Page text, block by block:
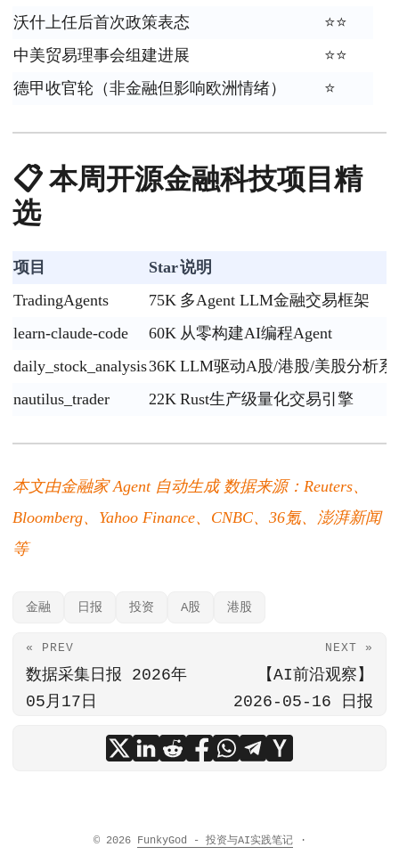
沃什上任后首次政策表态
⭐⭐
中美贸易理事会组建进展
⭐⭐
德甲收官轮（非金融但影响欧洲情绪）
⭐
📋 本周开源金融科技项目精
选
项目 Star说明
TradingAgents
75K 多Agent LLM金融交易框架
learn-claude-code
60K 从零构建AI编程Agent
daily_stock_analysis36K LLM驱动A股/港股/美股分析系
nautilus_trader
22K Rust生产级量化交易引擎
本文由金融家 Agent 自动生成 数据来源：Reuters、
Bloomberg、Yahoo Finance、CNBC、36氪、澎湃新闻
等
金融 日报 投资 A股 港股
« PREV
数据采集日报 2026年
05月17日
NEXT »
【AI前沿观察】
2026-05-16 日报
© 2026 FunkyGod - 投资与AI实践笔记 ·